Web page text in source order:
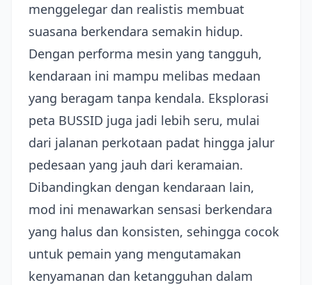
menggelegar dan realistis membuat
suasana berkendara semakin hidup.
Dengan performa mesin yang tangguh,
kendaraan ini mampu melibas medaan
yang beragam tanpa kendala. Eksplorasi
peta BUSSID juga jadi lebih seru, mulai
dari jalanan perkotaan padat hingga jalur
pedesaan yang jauh dari keramaian.
Dibandingkan dengan kendaraan lain,
mod ini menawarkan sensasi berkendara
yang halus dan konsisten, sehingga cocok
untuk pemain yang mengutamakan
kenyamanan dan ketangguhan dalam